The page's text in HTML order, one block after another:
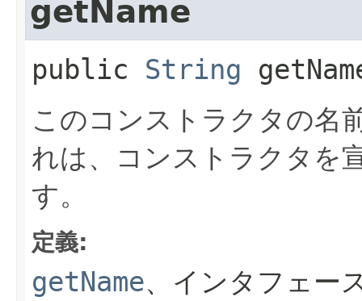
getName
public String
このコンストラクタの名
れは、コンストラクタを
す。
定義:
getName、インタフェー